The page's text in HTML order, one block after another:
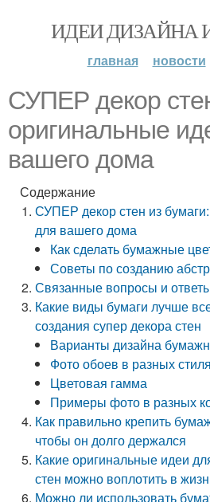
ИДЕИ ДИЗАЙНА
главная новости
СУПЕР декор
оригинальные
вашего дома
Содержание
СУПЕР декор стен из
для вашего дома
Как сделать бумажные
Советы по созданию
Связанные вопросы и
Какие виды бумаги лучше
создания супер декора стен
Варианты дизайна
Фото обоев в разных
Цветовая гамма
Примеры фото в разных
Как правильно крепить
чтобы он долго держался
Какие оригинальные идеи
стен можно воплотить в
Можно ли использовать